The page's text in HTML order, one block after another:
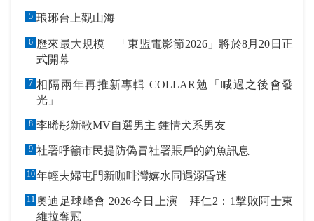
5 琅琊台上觀山海
6 歷來最大規模 「東盟電影節2026」將於8月20日正
式開幕
7 相隔兩年再推新專輯 COLLAR勉「喊過之後會發
光」
8 李晞彤新歌MV自選男主 鍾情犬系男友
9 社署呼籲市民提防偽冒社署賬戶的釣魚訊息
10年輕夫婦屯門新咖啡灣嬉水同遇溺昏迷
11奧迪足球峰會 2026今日上演 拜仁2：1擊敗阿士東
維拉奪冠